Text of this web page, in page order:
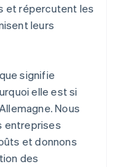
et répercutent les
leurs
signifie
elle est si
Nous
entreprises
et donnons
des